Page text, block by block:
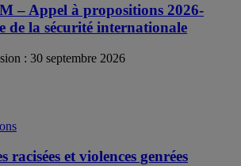
– Appel à propositions 2026-
de la sécurité internationale
: 30 septembre 2026
racisées et violences genrées